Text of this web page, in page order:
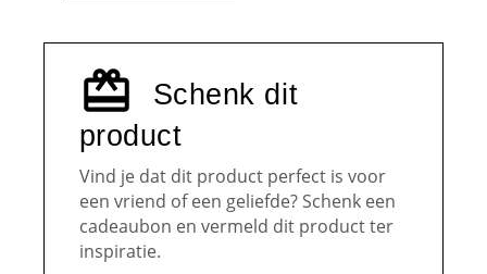
Schenk dit
product
Vind je dat dit product perfect is voor
een vriend of een geliefde? Schenk een
cadeaubon en vermeld dit product ter
inspiratie.